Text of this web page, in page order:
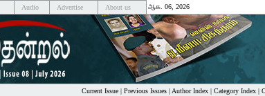
Audio Advertise About us ஆக. 06, 2026
Current Issue| Previous Issues| Author Index| Category Index|